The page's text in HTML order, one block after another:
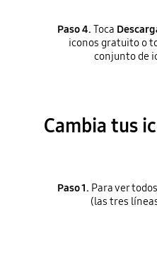
Paso 4. Toca
iconos gratuito o
conjunto de
Cambia tus
Paso 1. Para ver
(las tres